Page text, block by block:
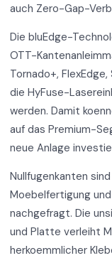
auch Zero-Gap-
Die bluEdge-
OTT-
Tornado+,
die HyFuse-
werden. Damit
auf das Premium-
neue Anlage
Nullfugenkanten
Moebelfertigung
nachgefragt. Die
und Platte verleiht
herkoemmlicher